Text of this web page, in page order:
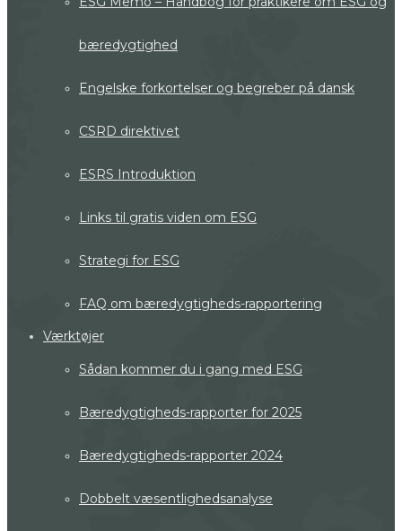
bæredygtighed
Engelske forkortelser og begreber på dansk
CSRD direktivet
ESRS Introduktion
Links til gratis viden om ESG
Strategi for ESG
FAQ om bæredygtigheds-rapportering
Værktøjer
Sådan kommer du i gang med ESG
Bæredygtigheds-rapporter for 2025
Bæredygtigheds-rapporter 2024
Dobbelt væsentlighedsanalyse